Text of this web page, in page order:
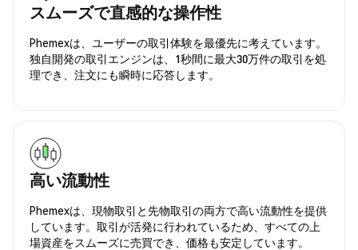
スムーズで直感的な操作性
Phemexは、ユーザーの取引体験を最優先に考えています。
独自開発の取引エンジンは、1秒間に最大30万件の取引を処
理でき、注文にも瞬時に応答します。
高い流動性
Phemexは、現物取引と先物取引の両方で高い流動性を提供
しています。取引が活発に行われているため、すべての上
場資産をスムーズに売買でき、価格も安定しています。